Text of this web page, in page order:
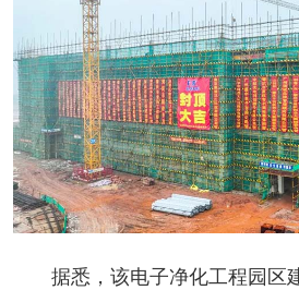
据悉，该电子净化工程 园区